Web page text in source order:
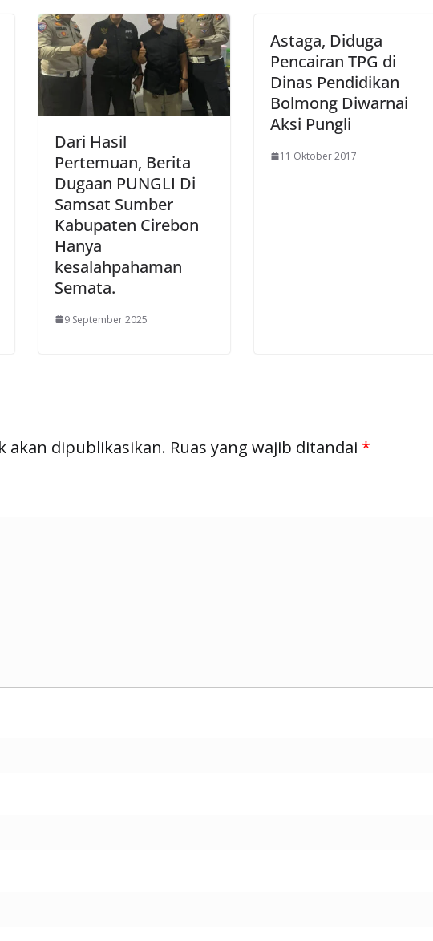
Dari Hasil
Pertemuan, Berita
Dugaan PUNGLI Di
Samsat Sumber
Kabupaten Cirebon
Hanya
kesalahpahaman
Semata.
9 September 2025
Astaga, Diduga
Pencairan TPG di
Dinas Pendidikan
Bolmong Diwarnai
Aksi Pungli
11 Oktober 2017
akan dipublikasikan. Ruas yang wajib ditandai *